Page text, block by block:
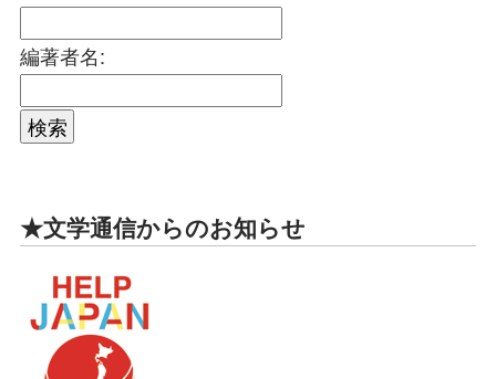
編著者名:
★文学通信からのお知らせ